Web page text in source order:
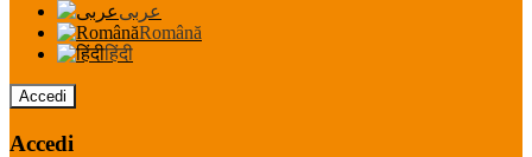
عربى
Română
हिंदी
Accedi
Accedi